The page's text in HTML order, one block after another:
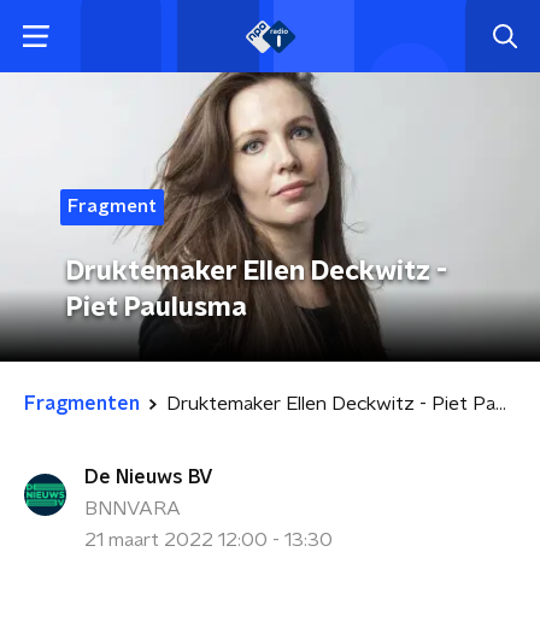
Fragment
Druktemaker Ellen Deckwitz -
Piet Paulusma
Fragmenten Druktemaker Ellen Deckwitz - Piet Paulusma
De Nieuws BV
BNNVARA
21 maart 2022 12:00 - 13:30